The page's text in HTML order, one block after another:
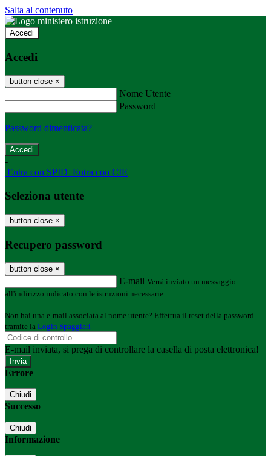
Salta al contenuto
Accedi
Accedi
button close ×
Nome Utente
Password
Password dimenticata?
-
Entra con SPID Entra con CIE
Seleziona utente
button close ×
Recupero password
button close ×
E-mail Verrà inviato un messaggio
all'indirizzo indicato con le istruzioni necessarie.
Non hai una e-mail associata al nome utente? Effettua il reset della password
tramite la Login Spaggiari
E-mail inviata, si prega di controllare la casella di posta elettronica!
Errore
Chiudi
Successo
Chiudi
Informazione